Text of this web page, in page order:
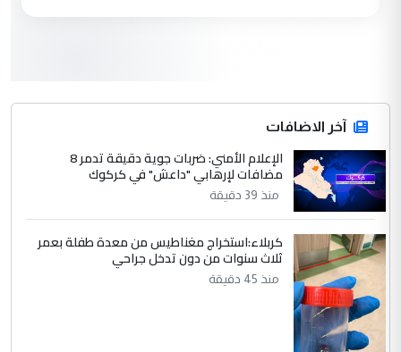
صلاح مهدي حسن
التعليق : صلاح مهدي حسن ...
الموضوع :
هيئة الحج تصدر قرارا يخص "لم الشمل"
وتعديل استمارة قرعة الحج
صلاح مهدي حسن
التعليق : صلاح مهدي حسن ...
الموضوع :
وتعديل استمارة قرعة الحج
آخر الاضافات
الإعلام الأمني: ضربات جوية دقيقة تدمر 8
مضافات لإرهابي "داعش" في كركوك
منذ 39 دقيقة
كربلاء:استخراج مغناطيس من معدة طفلة بعمر
ثلاث سنوات من دون تدخل جراحي
منذ 45 دقيقة